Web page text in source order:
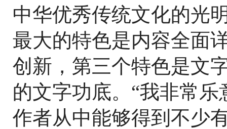
中华优秀传统文化的光
最大的特色是内容全面
创新，第三个特色是文
的文字功底。“我非常
作者从中能够得到不少